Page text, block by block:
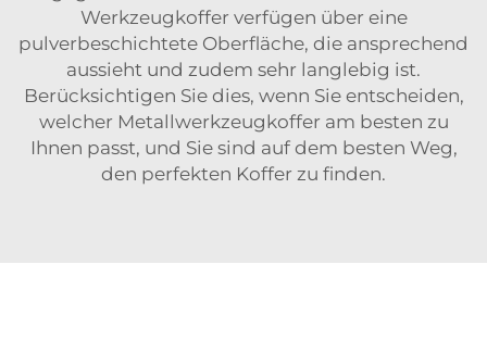
Werkzeugkoffer verfügen über eine
pulverbeschichtete Oberfläche, die ansprechend
aussieht und zudem sehr langlebig ist.
Berücksichtigen Sie dies, wenn Sie entscheiden,
welcher Metallwerkzeugkoffer am besten zu
Ihnen passt, und Sie sind auf dem besten Weg,
den perfekten Koffer zu finden.